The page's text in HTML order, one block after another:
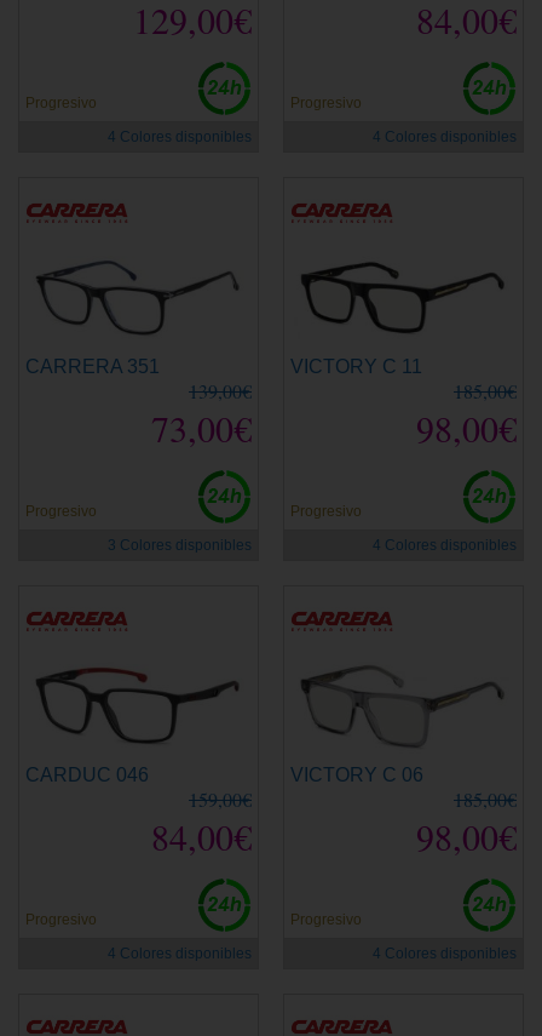
129,00€
Progresivo
4 Colores disponibles
84,00€
Progresivo
4 Colores disponibles
CARRERA 351
139,00€
73,00€
Progresivo
3 Colores disponibles
VICTORY C 11
185,00€
98,00€
Progresivo
4 Colores disponibles
CARDUC 046
159,00€
84,00€
Progresivo
4 Colores disponibles
VICTORY C 06
185,00€
98,00€
Progresivo
4 Colores disponibles